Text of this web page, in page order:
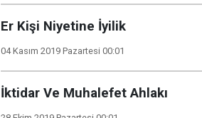
Er Kişi Niyetine İyilik
04 Kasım 2019 Pazartesi 00:01
İktidar Ve Muhalefet Ahlakı